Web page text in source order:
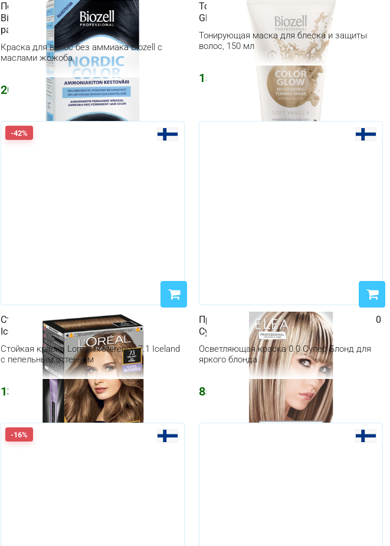
Перманентная краска без аммиака
Biozell Professional Nordic Color,
различные цвета
Краска для волос без аммиака Biozell с
маслами жожоба.
2009 930
Тонирующая маска Biozell 150 мл Color
Glow, Soft Vanilla
Тонирующая маска для блеска и защиты
волос, 150 мл
1556
-42%
Стойкая краска Loreal Preference 7.1
Iceland средне-русый пепельный
Стойкая краска Loreal Preference 7.1 Iceland
с пепельным оттенком
1394 2416 ₽
Профессиональная краска для волос 0.0
Супер Блонд
Осветляющая краска 0.0 Супер Блонд для
яркого блонда
856
-16%